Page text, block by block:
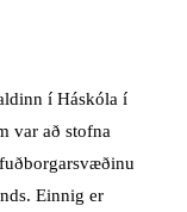
í Háskóla í
var að stofna
Einnig er